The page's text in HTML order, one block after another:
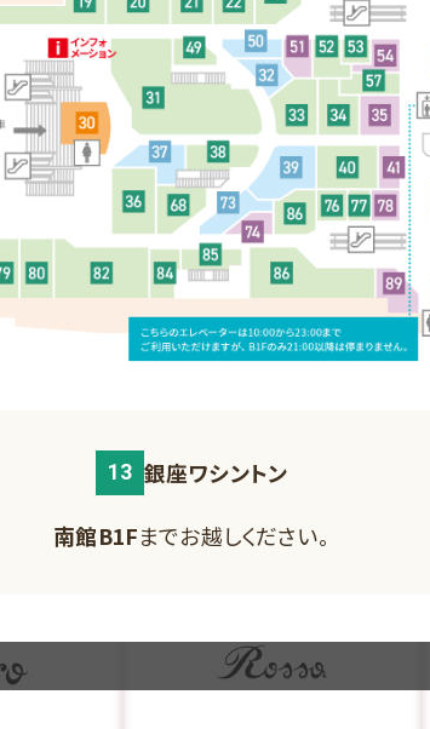
メンズ
ミツミネ
南館B1F MAP
21
南館B1F MAP
北館B2F までお越しください。
までお越しください。
北館B1F までお越しください。
13 銀座ワシントン
南館B1Fまでお越しください。